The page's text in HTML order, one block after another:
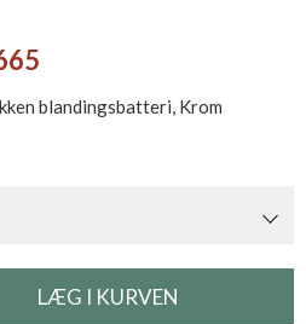
blandingsbatteri, Krom